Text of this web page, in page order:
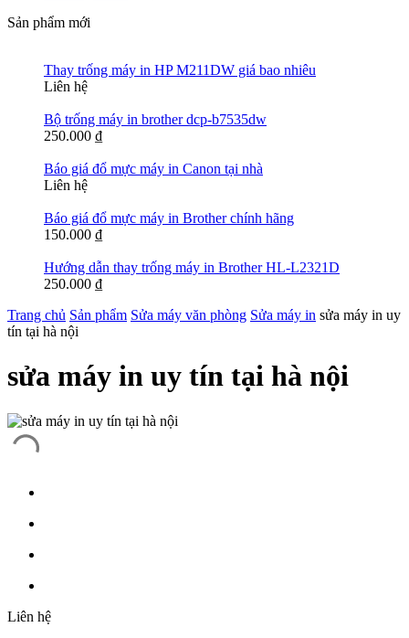
Sản phẩm mới
Thay trống máy in HP M211DW giá bao nhiêu
Liên hệ
Bộ trống máy in brother dcp-b7535dw
250.000 ₫
Báo giá đổ mực máy in Canon tại nhà
Liên hệ
Báo giá đổ mực máy in Brother chính hãng
150.000 ₫
Hướng dẫn thay trống máy in Brother HL-L2321D
250.000 ₫
Trang chủ Sản phẩm Sửa máy văn phòng Sửa máy in sửa máy in uy
tín tại hà nội
sửa máy in uy tín tại hà nội
Liên hệ